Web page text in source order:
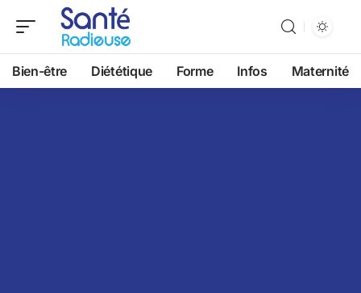
Bien-être Diététique Forme Infos Maternité